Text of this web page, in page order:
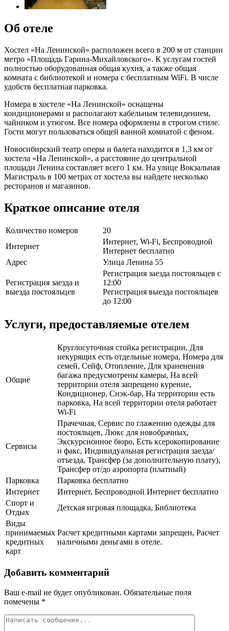
Об отеле
Хостел «На Ленинской» расположен всего в 200 м от станции
метро «Площадь Гарина-Михайловского». К услугам гостей
полностью оборудованная общая кухня, а также общая
комната с библиотекой и номера с бесплатным WiFi. В числе
удобств бесплатная парковка.
Номера в хостеле «На Ленинской» оснащены
кондиционерами и располагают кабельным телевидением,
чайником и утюгом. Все номера оформлены в строгом стиле.
Гости могут пользоваться общей ванной комнатой с феном.
Новосибирский театр оперы и балета находится в 1,3 км от
хостела «На Ленинской», а расстояние до центральной
площади Ленина составляет всего 1 км. На улице Вокзальная
Магистраль в 100 метрах от хостела вы найдете несколько
ресторанов и магазинов.
Краткое описание отеля
Количество номеров
20
Интернет
Интернет, Wi-Fi, Беспроводной
Интернет бесплатно
Адрес
Улица Ленина 55
Регистрация заезда и
выезда постояльцев
Регистрация заезда постояльцев с
12:00
Регистрация выезда постояльцев
до 12:00
Услуги, предоставляемые отелем
Общие
Круглосуточная стойка регистрации, Для
некурящих есть отдельные номера, Номера для
семей, Сейф, Отопление, Для храненения
багажа предусмотрены камеры, На всей
территории отеля запрещено курение,
Кондиционер, Снэк-бар, На территории есть
парковка, На всей территории отеля работает
Wi-Fi
Сервисы
Прачечная, Сервис по глажению одежды для
постояльцев, Люкс для новобрачных,
Экскурсионное бюро, Есть ксерокопирование
и факс, Индивидуальная регистрация заезда/
отъезда, Трансфер (за дополнительную плату),
Трансфер от/до аэропорта (платный)
Парковка
Парковка бесплатно
Интернет
Интернет, Беспроводной Интернет бесплатно
Спорт и
Отдых
Детская игровая площадка, Библиотека
Виды
принимаемых
кредитных
карт
Расчет кредитными картами запрещен, Расчет
наличными деньгами в отеле.
Добавить комментарий
Ваш e-mail не будет опубликован. Обязательные поля
помечены *